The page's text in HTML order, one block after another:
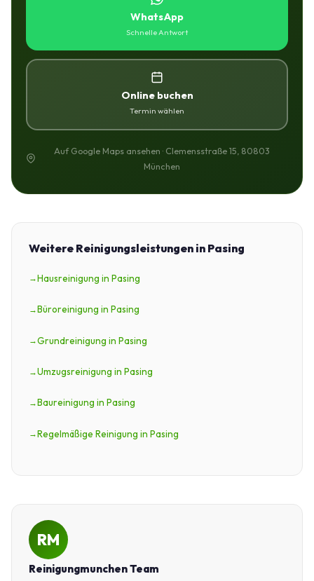
WhatsApp
Schnelle Antwort
Online buchen
Termin wählen
Auf Google Maps ansehen · Clemensstraße 15, 80803
München
Weitere Reinigungsleistungen in Pasing
Hausreinigung in Pasing
Büroreinigung in Pasing
Grundreinigung in Pasing
Umzugsreinigung in Pasing
Baureinigung in Pasing
Regelmäßige Reinigung in Pasing
RM
Reinigungmunchen Team